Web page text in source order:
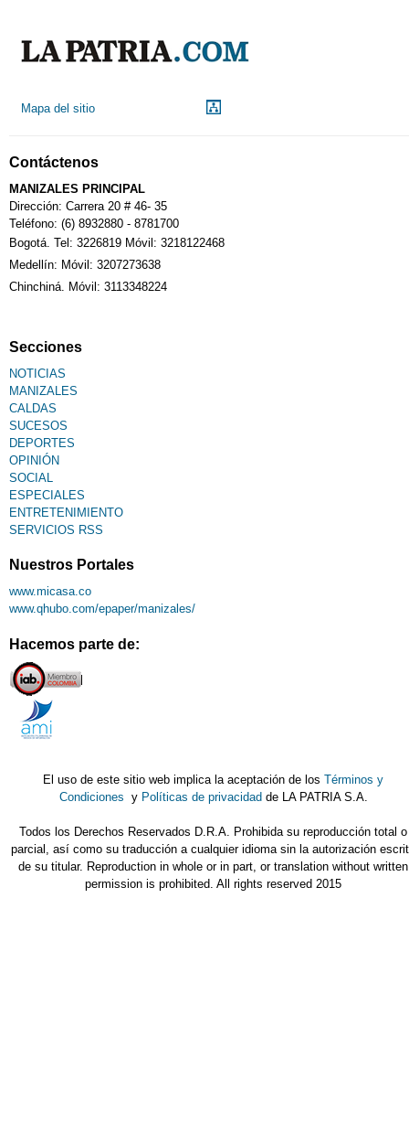
Mapa del sitio
Contáctenos
MANIZALES PRINCIPAL
Dirección: Carrera 20 # 46- 35
Teléfono: (6) 8932880 - 8781700
Bogotá. Tel: 3226819 Móvil: 3218122468
Medellín: Móvil: 3207273638
Chinchiná. Móvil: 3113348224
Secciones
NOTICIAS
MANIZALES
CALDAS
SUCESOS
DEPORTES
OPINIÓN
SOCIAL
ESPECIALES
ENTRETENIMIENTO
SERVICIOS RSS
Nuestros Portales
www.micasa.co
www.qhubo.com/epaper/manizales/
Hacemos parte de:
El uso de este sitio web implica la aceptación de losTérminos y
Condiciones y Políticas de privacidad de LA PATRIA S.A.
Todos los Derechos Reservados D.R.A. Prohibida su reproducción total o
parcial, así como su traducción a cualquier idioma sin la autorización
de su titular. Reproduction in whole or in part, or translation without written
permission is prohibited. All rights reserved 2015